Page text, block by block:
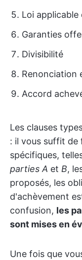
Loi
Garanties
Divisibilité
Renonciation
Accord
Les clauses
: il vous suffit
spécifiques,
parties A et B,
proposés, les
d'achèvement
confusion, les
sont mises en
Une fois que